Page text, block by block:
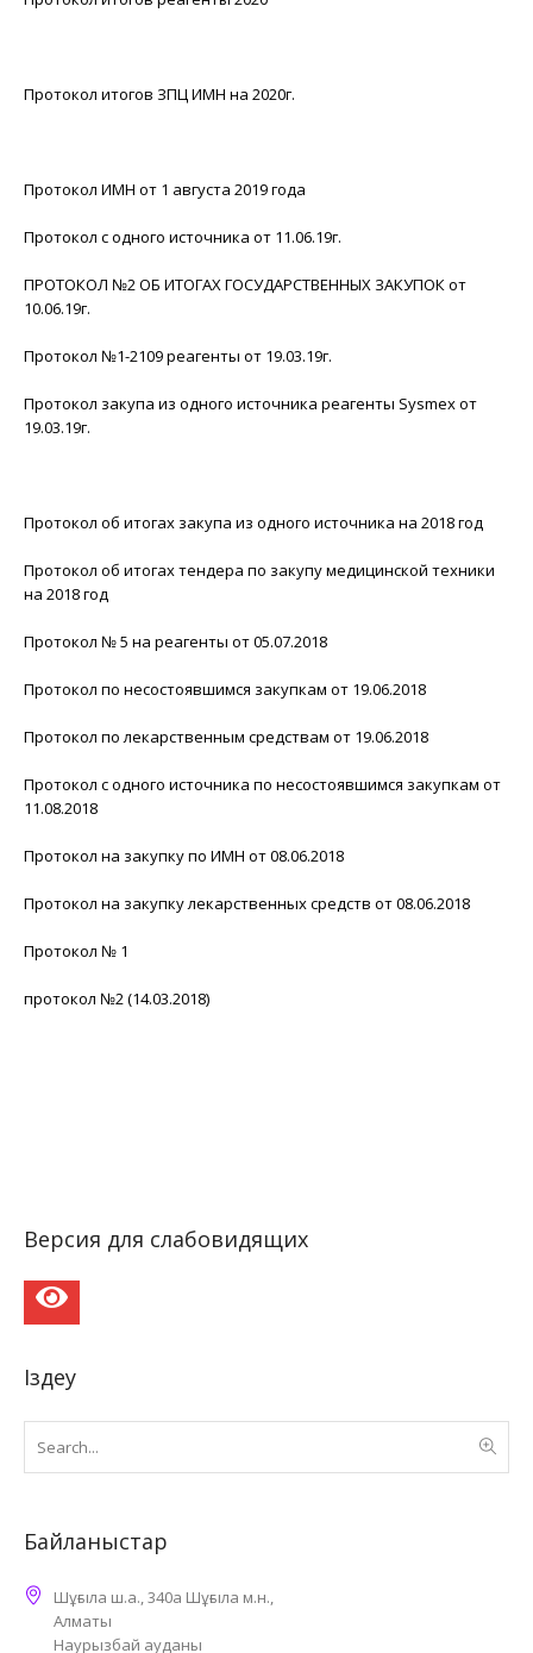
Протокол итогов ЗПЦ ИМН на 2020г.
Протокол ИМН от 1 августа 2019 года
Протокол с одного источника от 11.06.19г.
ПРОТОКОЛ №2 ОБ ИТОГАХ ГОСУДАРСТВЕННЫХ ЗАКУПОК от
10.06.19г.
Протокол №1-2109 реагенты от 19.03.19г.
Протокол закупа из одного источника реагенты Sysmex от
19.03.19г.
Протокол об итогах закупа из одного источника на 2018 год
Протокол об итогах тендера по закупу медицинской техники
на 2018 год
Протокол № 5 на реагенты от 05.07.2018
Протокол по несостоявшимся закупкам от 19.06.2018
Протокол по лекарственным средствам от 19.06.2018
Протокол с одного источника по несостоявшимся закупкам от
11.08.2018
Протокол на закупку по ИМН от 08.06.2018
Протокол на закупку лекарственных средств от 08.06.2018
Протокол № 1
протокол №2 (14.03.2018)
Версия для слабовидящих
Іздеу
Байланыстар
Шұғыла ш.а., 340а Шұғыла м.н.,
Алматы
Наурызбай ауданы